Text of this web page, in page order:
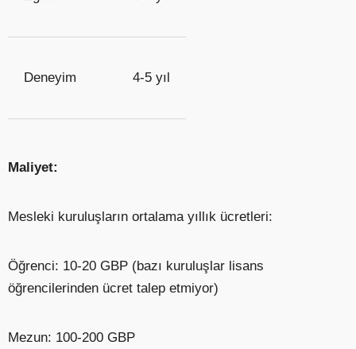
Deneyim 4-5 yıl
Maliyet:
Mesleki kuruluşların ortalama yıllık ücretleri:
Öğrenci: 10-20 GBP (bazı kuruluşlar lisans
öğrencilerinden ücret talep etmiyor)
Mezun: 100-200 GBP